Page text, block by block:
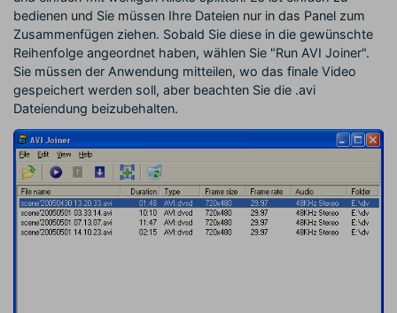
bedienen und Sie müssen Ihre Dateien nur in das Panel zum
Zusammenfügen ziehen. Sobald Sie diese in die gewünschte
Reihenfolge angeordnet haben, wählen Sie "Run AVI Joiner".
Sie müssen der Anwendung mitteilen, wo das finale Video
gespeichert werden soll, aber beachten Sie die .avi
Dateiendung beizubehalten.